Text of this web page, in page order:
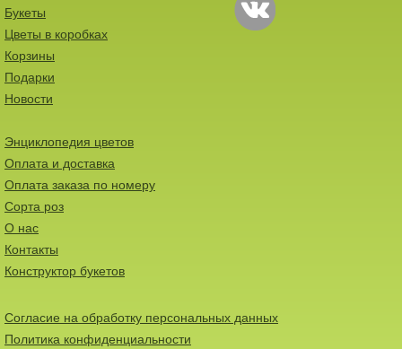
Букеты
Цветы в коробках
Корзины
Подарки
Новости
Энциклопедия цветов
Оплата и доставка
Оплата заказа по номеру
Сорта роз
О нас
Контакты
Конструктор букетов
Согласие на обработку персональных данных
Политика конфиденциальности